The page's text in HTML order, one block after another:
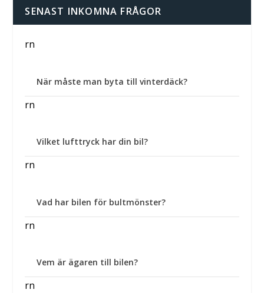
SENAST INKOMNA FRÅGOR
rn
När måste man byta till vinterdäck?
rn
Vilket lufttryck har din bil?
rn
Vad har bilen för bultmönster?
rn
Vem är ägaren till bilen?
rn